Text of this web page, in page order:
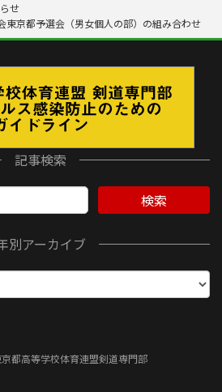
せ
東京都予選会（男女個人の部）の組み合わせ
記事検索
検索
別アーカイブ
都高等学校体育連盟剣道専門部